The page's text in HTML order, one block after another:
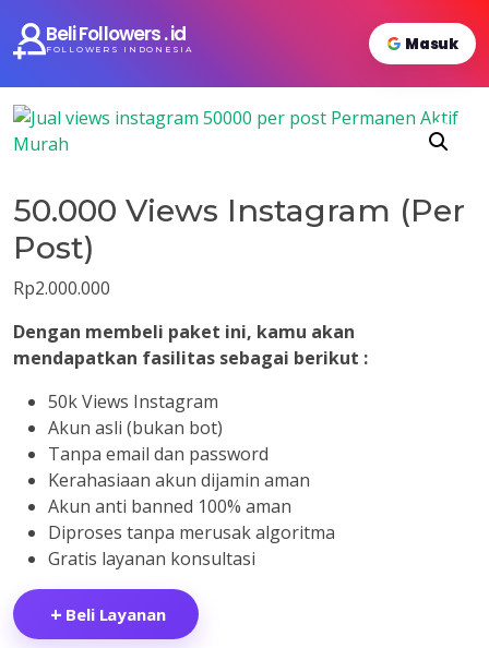
Beli Followers . id
FOLLOWERS INDONESIA Masuk
50.000 Views Instagram (Per
Post)
Rp2.000.000
Dengan membeli paket ini, kamu akan
mendapatkan fasilitas sebagai berikut :
50k Views Instagram
Akun asli (bukan bot)
Tanpa email dan password
Kerahasiaan akun dijamin aman
Akun anti banned 100% aman
Diproses tanpa merusak algoritma
Gratis layanan konsultasi
+ Beli Layanan